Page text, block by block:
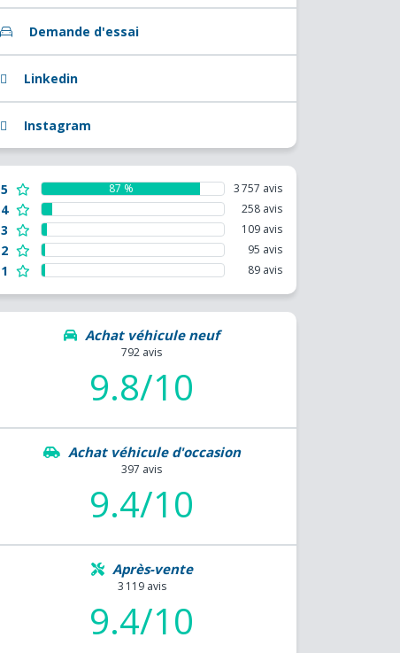
Demande d'essai
Linkedin
Instagram
5 87 % 3 757 avis
4 258 avis
3 109 avis
2 95 avis
1 89 avis
Achat véhicule neuf
792 avis
9.8/10
Achat véhicule d'occasion
397 avis
9.4/10
Après-vente
3 119 avis
9.4/10